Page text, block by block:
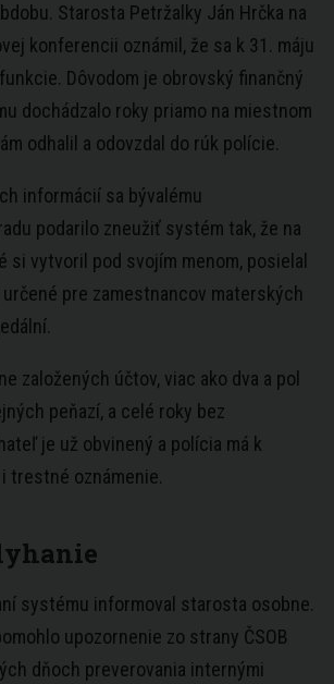
Starosta Petržalky Ján Hrčka na
konferencii oznámil, že sa k 31. máju
Dôvodom je obrovský finančný
dochádzalo roky priamo na miestnom
odhalil a odovzdal do rúk polície.
informácií sa bývalému
podarilo zneužiť systém tak, že na
si vytvoril pod svojím menom, posielal
pre zamestnancov materských
založených účtov, viac ako dva a pol
peňazí, a celé roky bez
je už obvinený a polícia má k
trestné oznámenie.
systému informoval starosta osobne.
upozornenie zo strany ČSOB
dňoch preverovania internými